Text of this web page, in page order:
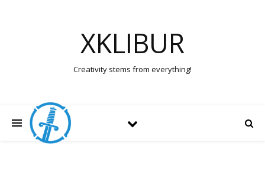
XKLIBUR
Creativity stems from everything!